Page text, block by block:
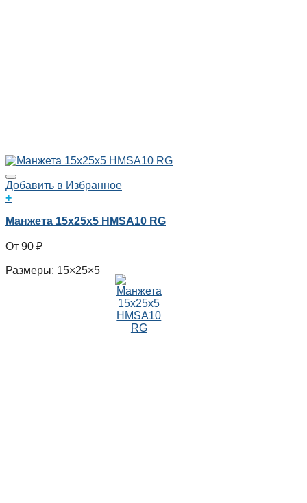
Добавить в Избранное
+
Манжета 15x25x5 HMSA10 RG
90 ₽
Размеры: 15×25×5